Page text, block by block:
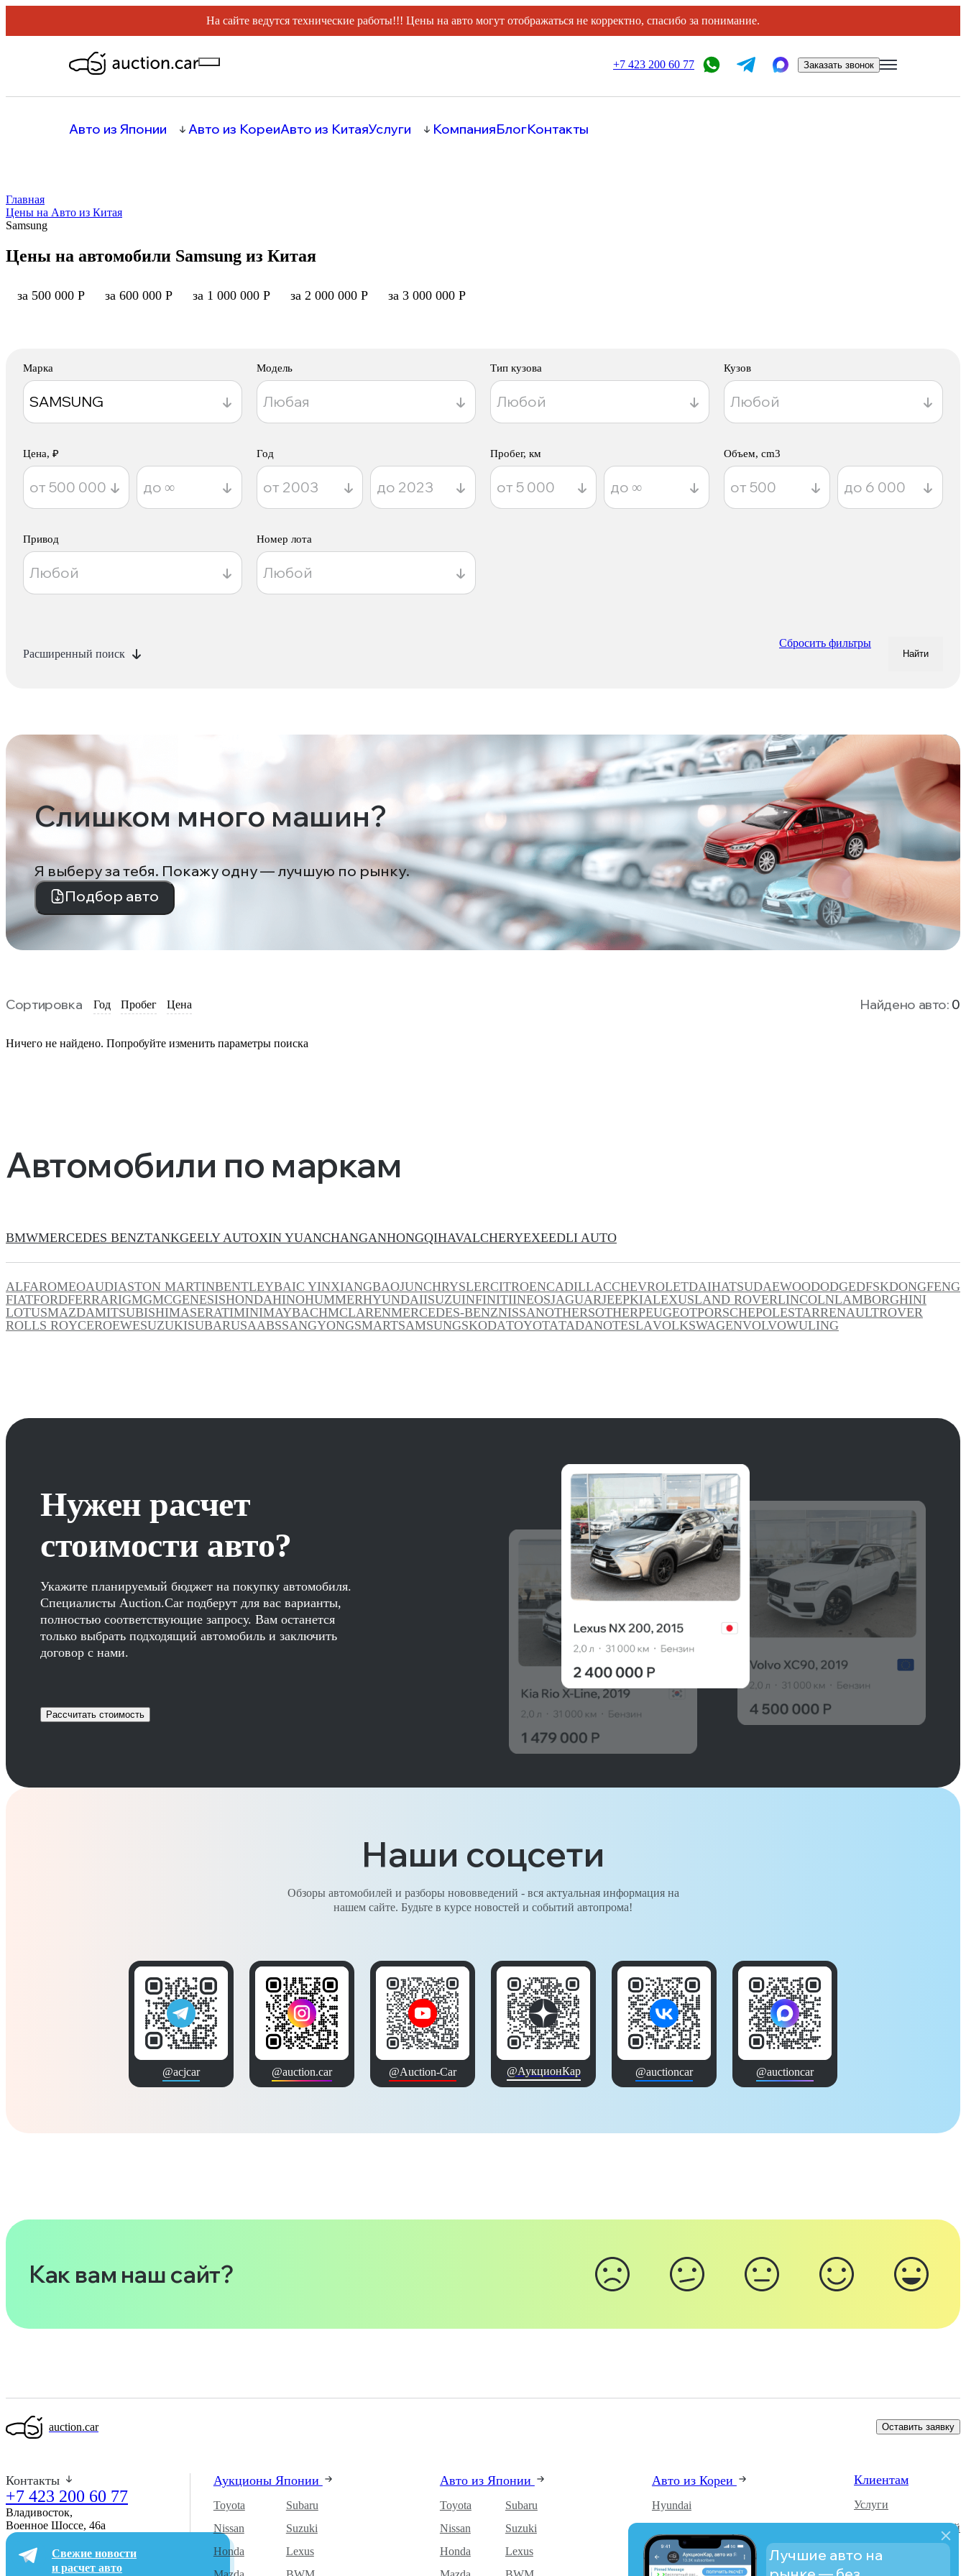
На сайте ведутся технические работы!!! Цены на авто могут отображаться не корректно, спасибо за понимание.
+7 423 200 60 77 Заказать звонок
Авто из Японии Авто из КореиАвто из КитаяУслуги КомпанияБлогКонтакты
Главная
Цены на Авто из Китая
Samsung
Цены на автомобили Samsung из Китая
за 500 000 Р за 600 000 Р за 1 000 000 Р за 2 000 000 Р за 3 000 000 Р
Марка Модель Тип кузова Кузов
Цена, ₽ Год Пробег, км Объем, cm3
Привод Номер лота
Расширенный поиск
Сбросить фильтры
Найти
Слишком много машин?
Я выберу за тебя. Покажу одну — лучшую по рынку.
Подбор авто
Сортировка Год Пробег Цена Найдено авто: 0
Ничего не найдено. Попробуйте изменить параметры поиска
Автомобили по маркам
BMWMERCEDES BENZTANKGEELY AUTOXIN YUANCHANGANHONGQIHAVALCHERYEXEEDLI AUTO
ALFAROMEOAUDIASTON MARTINBENTLEYBAIC YINXIANGBAOJUNCHRYSLERCITROENCADILLACCHEVROLETDAIHATSUDAEWOODODGEDFSKDONGFENG
FIATFORDFERRARIGMGMCGENESISHONDAHINOHUMMERHYUNDAIISUZUINFINITIINEOSJAGUARJEEPKIALEXUSLAND ROVERLINCOLNLAMBORGHINI
LOTUSMAZDAMITSUBISHIMASERATIMINIMAYBACHMCLARENMERCEDES-BENZNISSANOTHERSOTHERPEUGEOTPORSCHEPOLESTARRENAULTROVER
ROLLS ROYCEROEWESUZUKISUBARUSAABSSANGYONGSMARTSAMSUNGSKODATOYOTATADANOTESLAVOLKSWAGENVOLVOWULING
Нужен расчет
стоимости авто?
Укажите планируемый бюджет на покупку автомобиля.
Специалисты Auction.Car подберут для вас варианты,
полностью соответствующие запросу. Вам останется
только выбрать подходящий автомобиль и заключить
договор с нами.
Рассчитать стоимость
Наши соцсети
Обзоры автомобилей и разборы нововведений - вся актуальная информация на
нашем сайте. Будьте в курсе новостей и событий автопрома!
@acjcar @auction.car @Auction-Car @АукционКар @auctioncar @auctioncar
Как вам наш сайт?
auction.car Оставить заявку
Контакты
+7 423 200 60 77
Владивосток,
Военное Шоссе, 46а​
Свежие новости
и расчет авто
Аукционы Японии
Toyota
Nissan
Honda
Subaru
Suzuki
Lexus
Авто из Японии
Toyota
Nissan
Honda
Subaru
Suzuki
Lexus
Авто из Кореи
Hyundai
SsangYong
Клиентам
Услуги
Каталог автомобилей
О компании
Блог
Лучшие авто на